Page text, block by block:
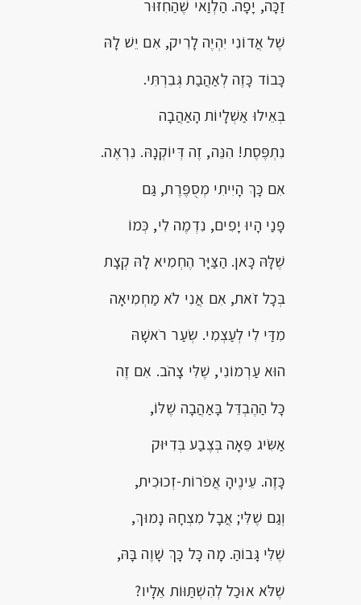
זַכָּה, יָפָה. הַלְוַאי שֶׁהַחִזּוּר
שֶׁל אֲדוֹנִי יִהְיֶה לָרִיק, אִם יֵשׁ לָהּ
כָּבוֹד כָּזֶה לְאַהֲבַת גְּבִרְתִּי.
בְּאֵילוּ אַשְׁלָיוֹת הָאַהֲבָה
נִתְפֶּסֶת! הִנֵּה, זֶה דְּיוֹקְנָהּ. נִרְאֶה.
אִם כָּךְ הָיִיתִי מְסֻפֶּרֶת, גַּם
פָּנַי הָיוּ יָפִים, נִדְמֶה לִי, כְּמוֹ
שֶׁלָּהּ כָּאן. הַצַּיָּר הֶחְמִיא לָהּ קְצָת
בְּכָל זֹאת, אִם אֲנִי לֹא מַחְמִיאָה
מִדַּי לִי לְעַצְמִי. שְׂעַר רֹאשָׁהּ
הוּא עַרְמוֹנִי, שֶׁלִּי צָהֹב. אִם זֶה
כָּל הַהֶבְדֵּל בָּאַהֲבָה שֶׁלּוֹ,
אַשִּׂיג פֵּאָה בְּצֶבַע בְּדִיּוּק
כָּזֶה. עֵינֶיהָ אֲפֹרוֹת-זְכוּכִית,
וְגַם שֶׁלִּי; אֲבָל מִצְחָהּ נָמוּךְ,
שֶׁלִּי גָּבוֹהַּ. מָה כָּל כָּךְ שָׁוֶה בָּהּ,
שֶׁלֹּא אוּכַל לְהִשְׁתַּוּוֹת אֵלָיו?